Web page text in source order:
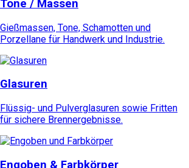
Tone / Massen
Gießmassen, Tone, Schamotten und
Porzellane für Handwerk und Industrie.
Glasuren
Flüssig- und Pulverglasuren sowie Fritten
für sichere Brennergebnisse.
Engoben & Farbkörper